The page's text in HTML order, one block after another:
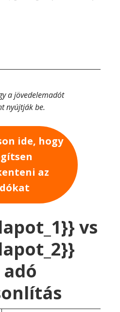
a jövedelemadót
nyújtják be.
ide, hogy
az
vs